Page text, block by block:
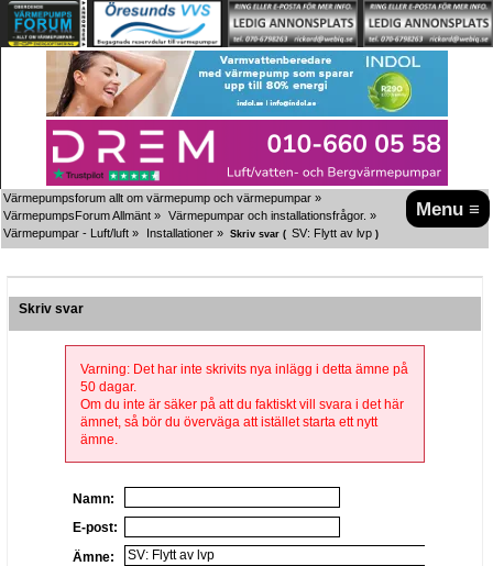
Menu ≡
Värmepumpsforum allt om värmepump och värmepumpar »
VärmepumpsForum Allmänt » Värmepumpar och installationsfrågor. »
Värmepumpar - Luft/luft » Installationer » Skriv svar ( SV: Flytt av lvp)
Skriv svar
Varning: Det har inte skrivits nya inlägg i detta ämne på
50 dagar.
Om du inte är säker på att du faktiskt vill svara i det här
ämnet, så bör du överväga att istället starta ett nytt
ämne.
Namn:
E-post:
Ämne: